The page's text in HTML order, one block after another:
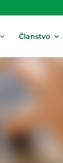
Članstvo